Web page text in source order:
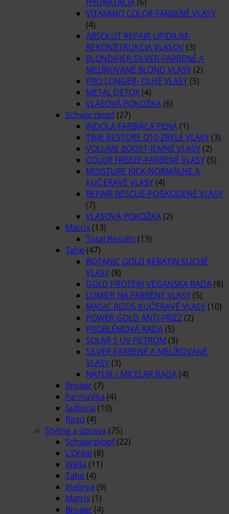
VITAMINO COLOR-FARBENÉ VLASY
(4)
ABSOLUT REPAIR LIPIDIUM-
REKONŠTRUKCIA VLASOV (3)
BLONDIFIER-SILVER-FARBENÉ A
MELÍROVANÉ BLOND VLASY (2)
PRO LONGER- DLHÉ VLASY (5)
METAL DETOX (4)
VLASOVÁ POKOŽKA (6)
Schwarzkopf (27)
INDOLA FARBIACA PENA (1)
TIME RESTORE Q10 ZRELÉ VLASY (3)
VOLUME BOOST-JEMNÉ VLASY (2)
COLOR FREEZE-FARBENÉ VLASY (5)
MOISTURE KICK-NORMÁLNE A
KUČERAVÉ VLASY (4)
REPAIR RESCUE-POŠKODENÉ VLASY
(7)
VLASOVÁ POKOŽKA (2)
Matrix (13)
Total Results (13)
Tahe (47)
BOTANIC GOLD KERATIN SUCHÉ
VLASY (8)
GOLD PROTEÍN VEGÁNSKA RADA (8)
LUMIER NA FARBENÉ VLASY (5)
MAGIC RIZOS KUČERAVÉ VLASY (10)
POWER GOLD ANTI-FRIZZ (2)
PROBLÉMOVÁ RADA (5)
SOLAR S UV FILTROM (3)
SILVER FARBENÉ A MELÍROVANÉ
VLASY (3)
NATUR / MICELAR RADA (4)
Broaer (7)
FarmaVita (4)
Subrina (10)
Roso (4)
Styling a úprava (75)
Schwarzkopf (22)
L’Oréal (8)
Wella (11)
Tahe (4)
Inebrya (9)
Matrix (1)
Broaer (4)